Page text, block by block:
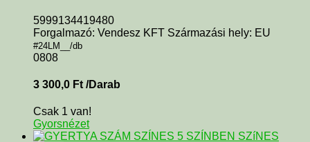
5999134419480
Forgalmazó: Vendesz KFT Származási hely: EU
#24LM__/db
0808
3 300,0 Ft /Darab
Csak 1 van!
Gyorsnézet